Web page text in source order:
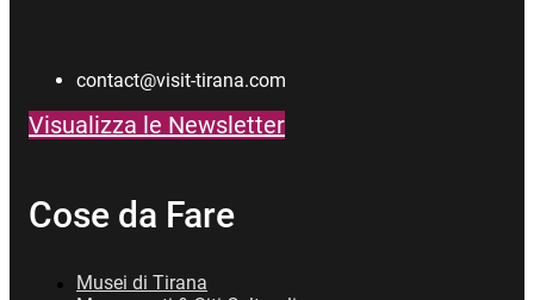
contact@visit-tirana.com
Visualizza le Newsletter
Cose da Fare
Musei di Tirana